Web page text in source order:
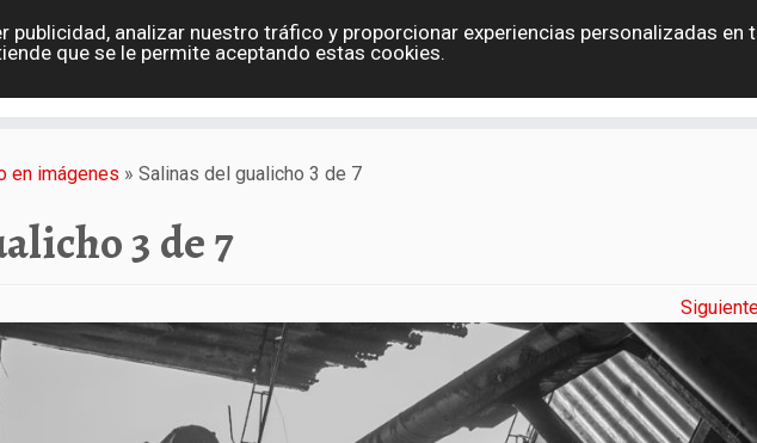
Portada Eslovaquia España Holanda Polonia Grecia
en imágenes » Salinas del gualicho 3 de 7
3 de 7
publicidad, analizar nuestro tráfico y proporcionar experiencias personalizadas en
que se le permite aceptando estas cookies.